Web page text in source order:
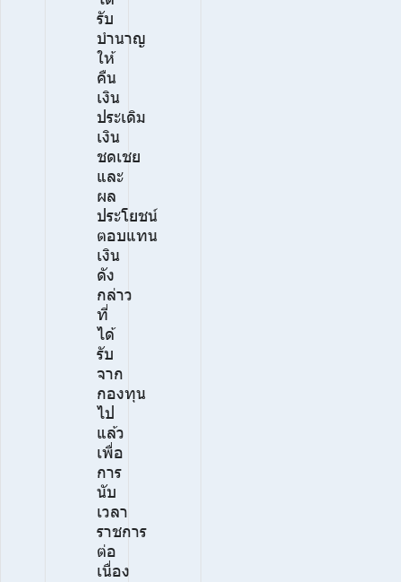
รับ
บำนาญ
ให้
คืน
เงิน
ประเดิม
เงิน
ชดเชย
และ
ผล
ประโยชน์
ตอบแทน
เงิน
ดัง
กล่าว
ที่
ได้
รับ
จาก
กองทุน
ไป
แล้ว
เพื่อ
การ
นับ
เวลา
ราชการ
ต่อ
เนื่อง